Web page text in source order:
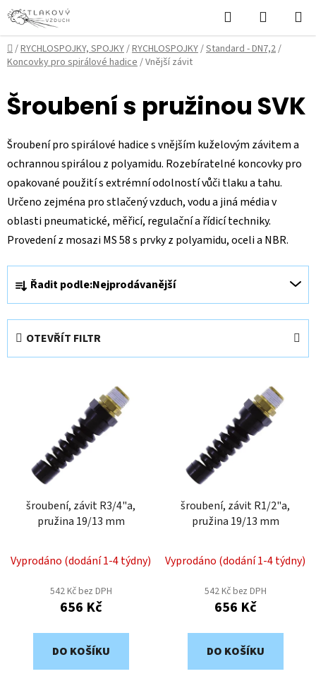
Přejít
na
obsah
Hledat
KOŠÍK
Domů
/RYCHLOSPOJKY, SPOJKY/RYCHLOSPOJKY/Standard - DN7,2/
Koncovky pro spirálové hadice/Vnější závit
Šroubení s pružinou SVK
Šroubení pro spirálové hadice s vnějším kuželovým závitem a
ochrannou spirálou z polyamidu. Rozebíratelné koncovky pro
opakované použití s extrémní odolností vůči tlaku a tahu.
Určeno zejména pro stlačený vzduch, vodu a jiná média v
oblasti pneumatické, měřicí, regulační a řídicí techniky.
Provedení z mosazi MS 58 s prvky z polyamidu, oceli a NBR.
Ř
a
z
e
n
í
Řadit podle:Nejprodávanější
OTEVŘÍT FILTR
k
šroubení, závit R3/4"a,
pružina 19/13 mm
Vyprodáno (dodání 1-4 týdny)
542 Kč bez DPH
656 Kč
DO KOŠÍKU
šroubení, závit R1/2"a,
pružina 19/13 mm
Vyprodáno (dodání 1-4 týdny)
542 Kč bez DPH
656 Kč
DO KOŠÍKU